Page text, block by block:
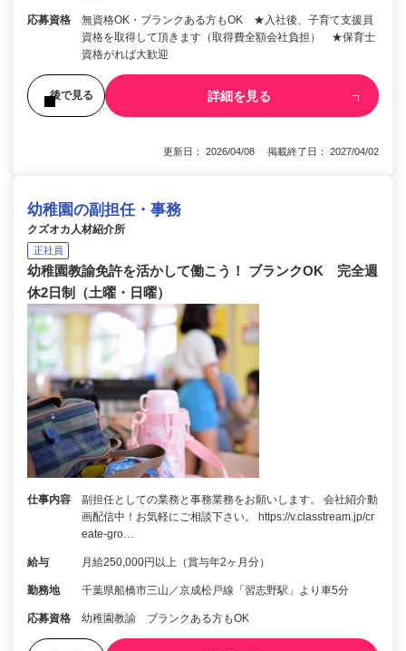
応募資格
無資格OK・ブランクある方もOK ★入社後、子育て支援員
資格を取得して頂きます（取得費全額会社負担） ★保育士
資格がれば大歓迎
後で見る 詳細を見る
更新日： 2026/04/08 掲載終了日： 2027/04/02
幼稚園の副担任・事務
クズオカ人材紹介所
正社員
幼稚園教諭免許を活かして働こう！ ブランクOK 完全週
休2日制（土曜・日曜）
仕事内容
副担任としての業務と事務業務をお願いします。 会社紹介動
画配信中！お気軽にご相談下さい。 https://v.classtream.jp/cr
eate-gro…
給与 月給250,000円以上（賞与年2ヶ月分）
勤務地 千葉県船橋市三山／京成松戸線「習志野駅」より車5分
応募資格 幼稚園教諭 ブランクある方もOK